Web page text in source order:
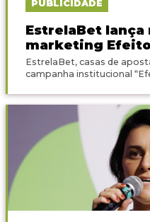
PUBLICIDADE
EstrelaBet lança
marketing
EstrelaBet, casas de
campanha institucional